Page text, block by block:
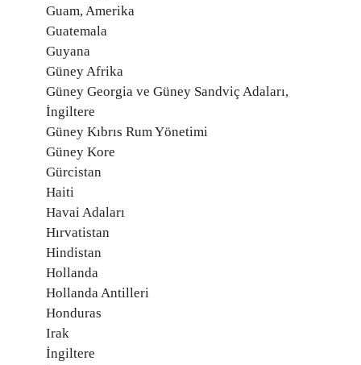
Guam, Amerika
Guatemala
Guyana
Güney Afrika
Güney Georgia ve Güney Sandviç Adaları,
İngiltere
Güney Kıbrıs Rum Yönetimi
Güney Kore
Gürcistan
Haiti
Havai Adaları
Hırvatistan
Hindistan
Hollanda
Hollanda Antilleri
Honduras
Irak
İngiltere